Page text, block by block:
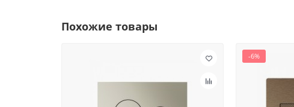
Похожие товары
-6%